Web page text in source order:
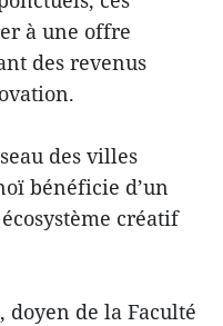
à une offre
des revenus
des villes
bénéficie d’un
créatif
doyen de la Faculté